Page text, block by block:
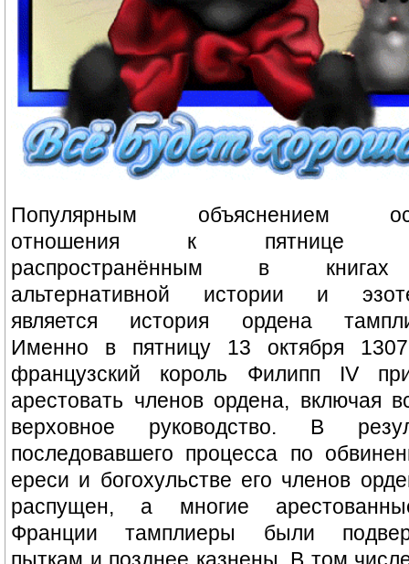
Популярным объяснением
отношения к пятнице
распространённым в
альтернативной истории и
является история ордена
Именно в пятницу 13 октября
французский король Филипп IV
арестовать членов ордена, включая
верховное руководство. В
последовавшего процесса по
ереси и богохульстве его членов
распущен, а многие
Франции тамплиеры были